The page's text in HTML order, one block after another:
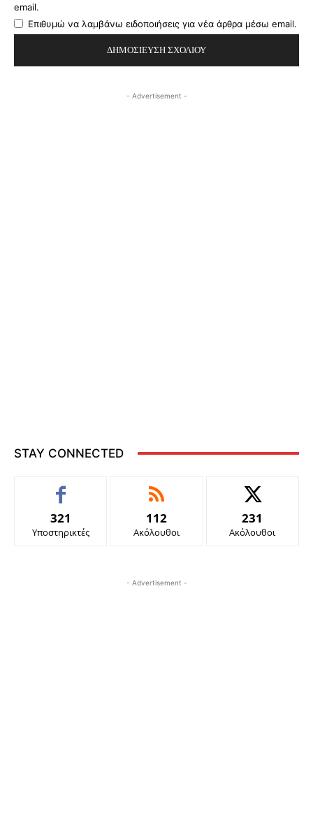
email.
Επιθυμώ να λαμβάνω ειδοποιήσεις για νέα άρθρα μέσω email.
- Advertisement -
STAY CONNECTED
321
Υποστηρικτές
112
Ακόλουθοι
231
Ακόλουθοι
- Advertisement -